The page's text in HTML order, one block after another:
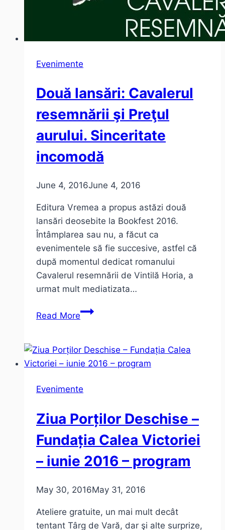
Evenimente
Două lansări: Cavalerul
resemnării şi Preţul
aurului. Sinceritate
incomodă
June 4, 2016June 4, 2016
Editura Vremea a propus astăzi două
lansări deosebite la Bookfest 2016.
Întâmplarea sau nu, a făcut ca
evenimentele să fie succesive, astfel că
după momentul dedicat romanului
Cavalerul resemnării de Vintilă Horia, a
urmat mult mediatizata…
Read MoreDouă
resemnării
şi
aurului.
incomodă
Evenimente
Ziua Porților Deschise –
Fundația Calea Victoriei
– iunie 2016 – program
May 30, 2016May 31, 2016
Ateliere gratuite, un mai mult decât
tentant Târg de Vară, dar şi alte surprize,